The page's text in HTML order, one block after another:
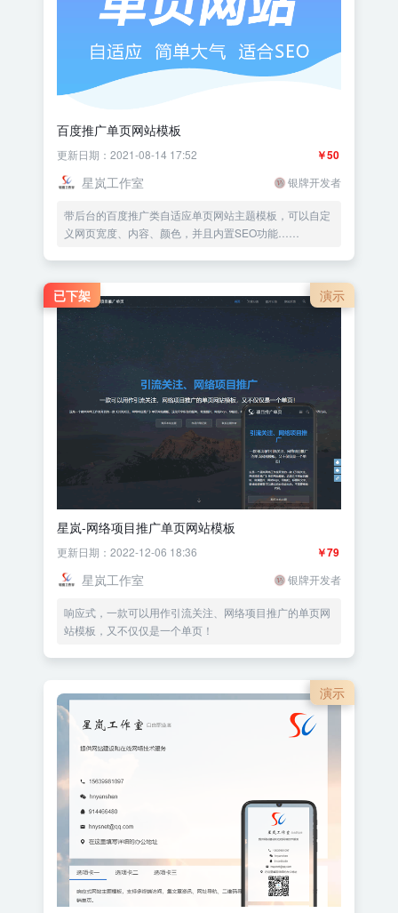
百度推广单页网站模板
￥50
更新日期：2021-08-14 17:52
星岚工作室 银牌开发者
带后台的百度推广类自适应单页网站主题模板，可以自定
义网页宽度、内容、颜色，并且内置SEO功能……
演示
已下架
星岚-网络项目推广单页网站模板
￥79
更新日期：2022-12-06 18:36
星岚工作室 银牌开发者
响应式，一款可以用作引流关注、网络项目推广的单页网
站模板，又不仅仅是一个单页！
演示